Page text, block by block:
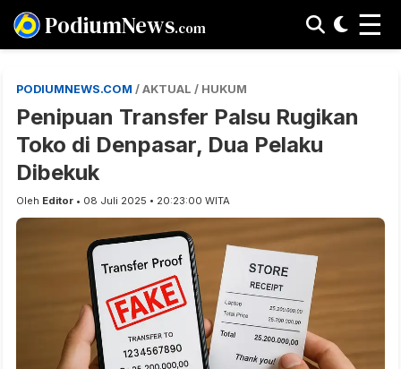
PodiumNews.com ☰
PODIUMNEWS.COM / AKTUAL / HUKUM
Penipuan Transfer Palsu Rugikan
Toko di Denpasar, Dua Pelaku
Dibekuk
Oleh Editor • 08 Juli 2025 • 20:23:00 WITA